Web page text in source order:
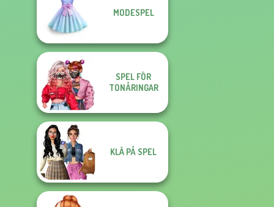
MODESPEL
SPEL FÖR
TONÅRINGAR
KLÄ PÅ SPEL